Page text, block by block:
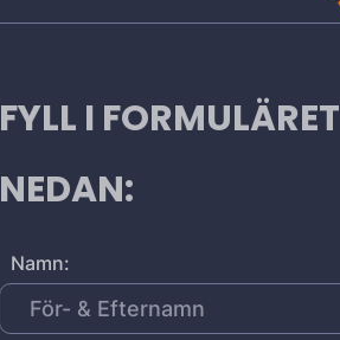
FYLL I FORMULÄRET
NEDAN:
Namn: